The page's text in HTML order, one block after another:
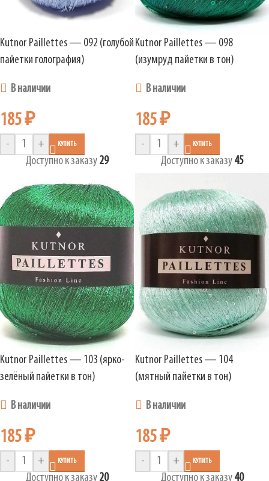
Kutnor Paillettes — 092 (голубой
пайетки голография)
В наличии
185₽
- + КУПИТЬ
Доступно к заказу 29
Kutnor Paillettes — 098
(изумруд пайетки в тон)
В наличии
185₽
- + КУПИТЬ
Доступно к заказу 45
Kutnor Paillettes — 103 (ярко-
зелёный пайетки в тон)
В наличии
185₽
- + КУПИТЬ
Доступно к заказу 20
Kutnor Paillettes — 104
(мятный пайетки в тон)
В наличии
185₽
- + КУПИТЬ
Доступно к заказу 40